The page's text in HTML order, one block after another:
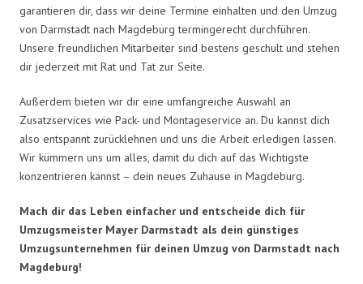
garantieren dir, dass wir deine Termine einhalten und den Umzug
von Darmstadt nach Magdeburg termingerecht durchführen.
Unsere freundlichen Mitarbeiter sind bestens geschult und stehen
dir jederzeit mit Rat und Tat zur Seite.
Außerdem bieten wir dir eine umfangreiche Auswahl an
Zusatzservices wie Pack- und Montageservice an. Du kannst dich
also entspannt zurücklehnen und uns die Arbeit erledigen lassen.
Wir kümmern uns um alles, damit du dich auf das Wichtigste
konzentrieren kannst – dein neues Zuhause in Magdeburg.
Mach dir das Leben einfacher und entscheide dich für
Umzugsmeister Mayer Darmstadt als dein günstiges
Umzugsunternehmen für deinen Umzug von Darmstadt nach
Magdeburg!